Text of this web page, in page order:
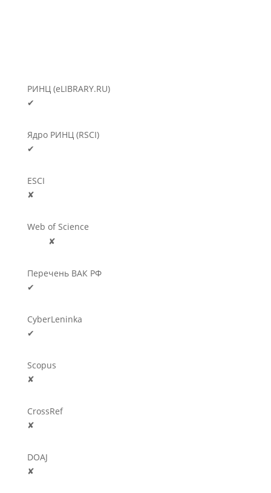
РИНЦ (eLIBRARY.RU)
✔
Ядро РИНЦ (RSCI)
✔
ESCI
✘
Web of Science
✘
Перечень ВАК РФ
✔
CyberLeninka
✔
Scopus
✘
CrossRef
✘
DOAJ
✘